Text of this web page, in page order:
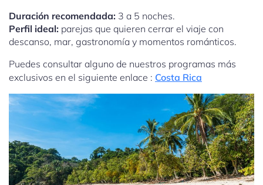
Duración recomendada: 3 a 5 noches.
Perfil ideal: parejas que quieren cerrar el viaje con
descanso, mar, gastronomía y momentos románticos.
Puedes consultar alguno de nuestros programas más
exclusivos en el siguiente enlace : Costa Rica